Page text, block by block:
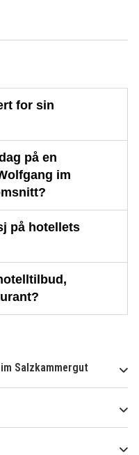
for sin
på en
im
på hotellets
Salzkammergut